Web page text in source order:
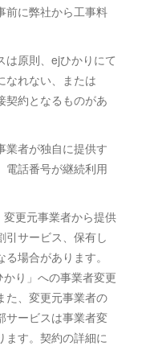
前に弊社から工事料
は原則、ejひかりにて
なれない、または
契約となるものがあ
業者が独自に提供す
電話番号が継続利用
変更元事業者から提供
引サービス、保有し
場合があります。
り」への事業者変更
た、変更元事業者の
サービスは事業者変
ます。契約の詳細に